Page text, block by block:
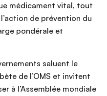
médicament vital, tout
de prévention du
pondérale et
saluent le
de l’OMS et invitent
à l’Assemblée mondiale